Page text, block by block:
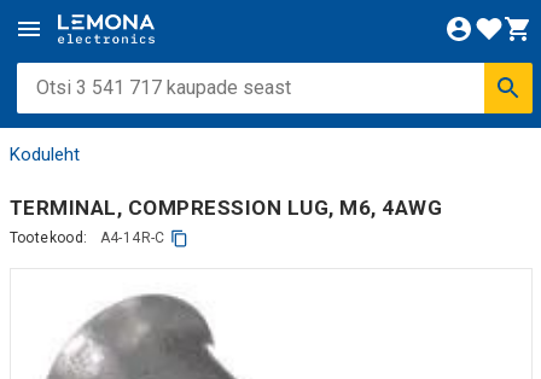
Koduleht
TERMINAL, COMPRESSION LUG, M6, 4AWG
Tootekood: A4-14R-C